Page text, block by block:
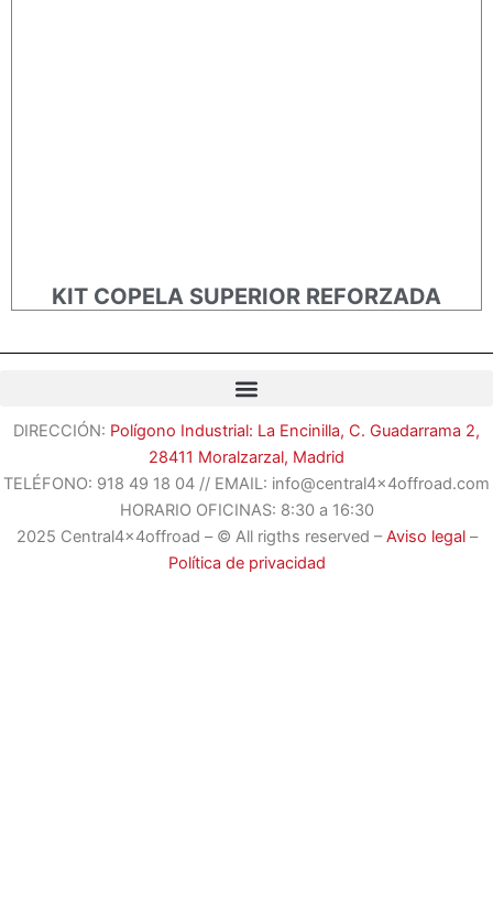
KIT COPELA SUPERIOR REFORZADA
DIRECCIÓN: Polígono Industrial: La Encinilla, C. Guadarrama 2,
28411 Moralzarzal, Madrid
TELÉFONO: 918 49 18 04 // EMAIL: info@central4x4offroad.com
HORARIO OFICINAS: 8:30 a 16:30
2025 Central4x4offroad – © All rigths reserved –Aviso legal–
Política de privacidad